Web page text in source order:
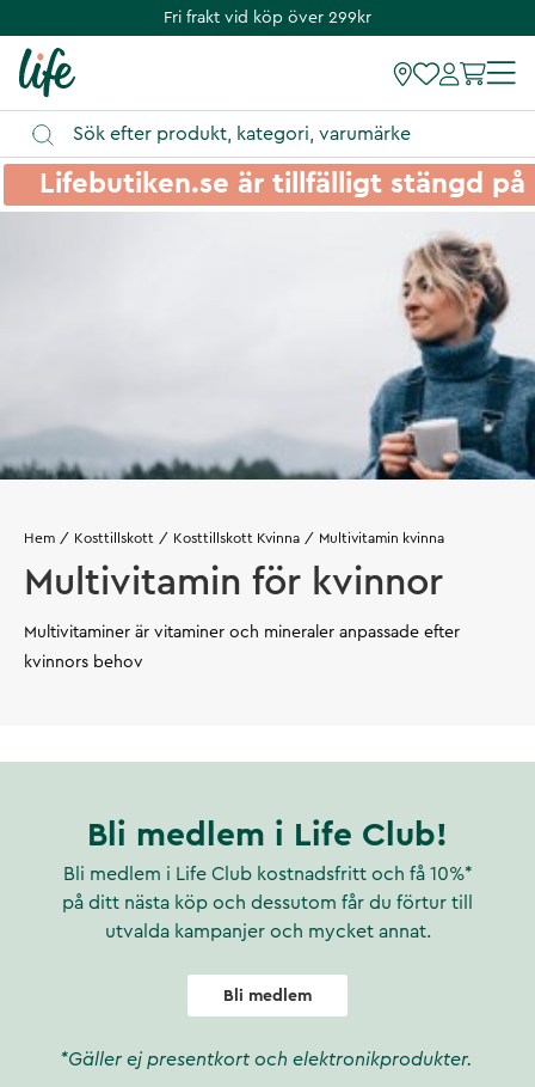
Fri frakt vid köp över 299kr
Lifebutiken.se är tillfälligt stängd
Hem Kosttillskott Kosttillskott Kvinna Multivitamin kvinna
Multivitamin för kvinnor
Multivitaminer är vitaminer och mineraler anpassade efter
kvinnors behov
Bli medlem i Life Club!
Bli medlem i Life Club kostnadsfritt och få 10%*
på ditt nästa köp och dessutom får du förtur till
utvalda kampanjer och mycket annat.
Bli medlem
*Gäller ej presentkort och elektronikprodukter.